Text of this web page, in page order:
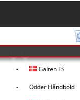
- Galten FS
- Odder Håndbold